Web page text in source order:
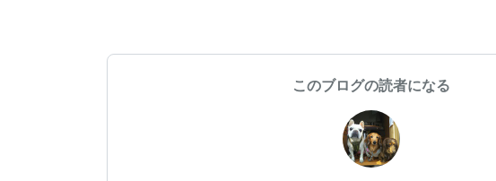
このブログの読者になる